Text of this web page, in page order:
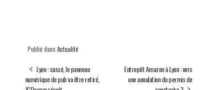
Publié dans Actualité
Lyon : cassé, le panneau
numérique de pub va être retiré,
Entrepôt Amazon à Lyon : vers
une annulation du permis de